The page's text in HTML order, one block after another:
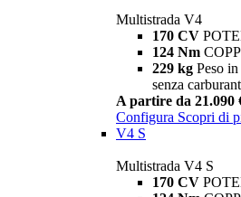
Multistrada V4
170 CV
124 Nm
229 kg Peso
senza
A partire da 21.090
Configura Scopri di
V4 S
Multistrada V4 S
170 CV